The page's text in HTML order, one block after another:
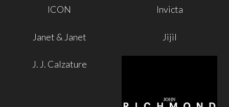
ICON Invicta
Janet & Janet Jijil
J. J. Calzature